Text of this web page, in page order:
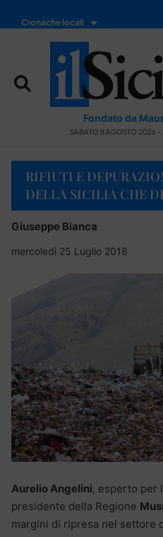
Cronache locali
Fondato da
SABATO 8 AGOSTO 2026 -
RIFIUTI E
DELLA SICILIA CHE
Giuseppe Bianca
mercoledì 25 Luglio 2018
Aurelio Angelini, esperto per
presidente della Regione
margini di ripresa nel settore